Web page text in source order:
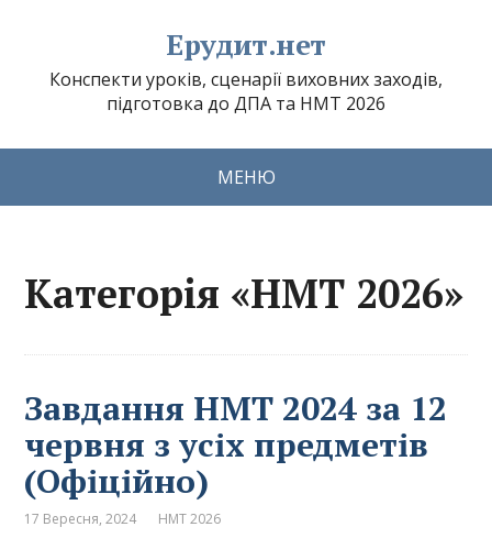
Ерудит.нет
Конспекти уроків, сценарії виховних заходів,
підготовка до ДПА та НМТ 2026
МЕНЮ
Категорія «НМТ 2026»
Завдання НМТ 2024 за 12
червня з усіх предметів
(Офіційно)
17 Вересня, 2024 НМТ 2026